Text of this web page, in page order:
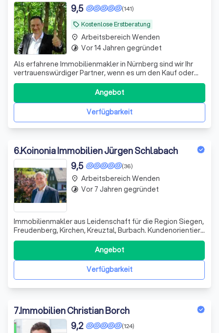
local_offer Kostenlose Erstberatung
(141)
9,5
Als erfahrene Immobilienmakler in Nürnberg sind wir Ihr
vertrauenswürdiger Partner, wenn es um den Kauf oder
die Miete von Immobilien geht. Wir verstehen, dass der
Kauf oder die Miete einer Immobilie eine bedeutende
Entscheidung ist, und wir sind hier, um Sie durch jeden
Schritt des Prozesses zu fühVerfügbarkeit
Angebot
place Arbeitsbereich Wenden
timelapse Vor 14 Jahren gegründet
6.Koinonia Immobilien Jürgen Schlabach
(36)
9,5
Immobilienmakler aus Leidenschaft für die Region Siegen,
Freudenberg, Kirchen, Kreuztal, Burbach. Kundenorientiert
- Professionell - Bodenständig Service vom Profi zum
Verfügbarkeit
Angebot
place Arbeitsbereich Wenden
timelapse Vor 7 Jahren gegründet
7.Immobilien Christian Borch
(124)
9,2